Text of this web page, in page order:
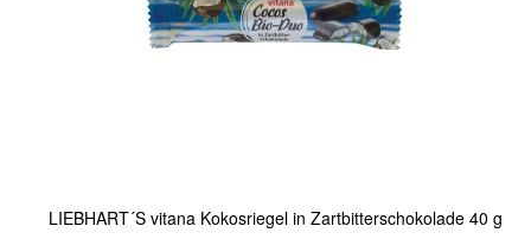
LIEBHART´S vitana Kokosriegel in Zartbitterschokolade 40 g